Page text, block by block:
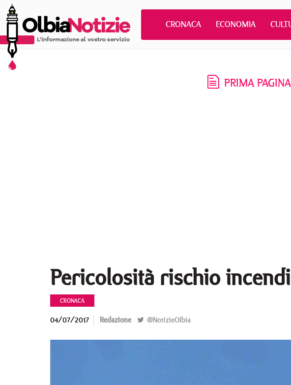
CRONACA ECONOMIA
PRIMA PAGINA
Pericolosità rischio
CRONACA
04/07/2017 Redazione @NotizieOlbia